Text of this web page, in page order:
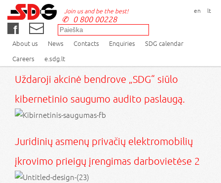
en lt
Join us and be the best!
0 800 00228
About us News Contacts Enquiries
SDG calendar
Careers
e.sdg.lt
Uždaroji akcinė bendrove „SDG“ siūlo
kibernetinio saugumo audito paslaugą.
Juridinių asmenų privačių elektromobilių
įkrovimo prieigų įrengimas darbovietėse 2